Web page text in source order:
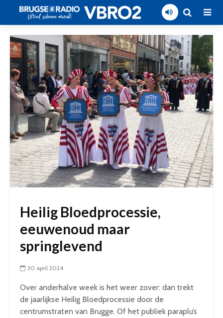
Heilig Bloedprocessie,
eeuwenoud maar
springlevend
30 april 2024
Over anderhalve week is het weer zover: dan trekt
de jaarlijkse Heilig Bloedprocessie door de
centrumstraten van Brugge. Of het publiek paraplu’s